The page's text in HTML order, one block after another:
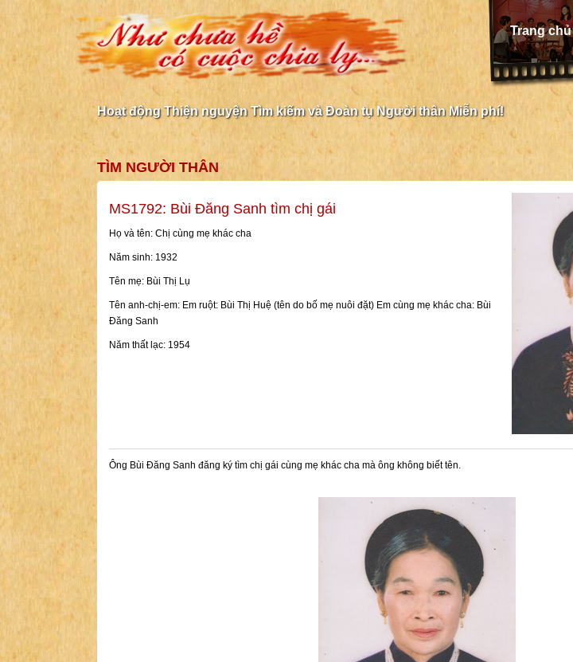
Trang chủ
Hoạt động Thiện nguyện Tìm kiếm và Đoàn tụ Người thân Miễn phí!
TÌM NGƯỜI THÂN
MS1792: Bùi Đăng Sanh tìm chị gái
Họ và tên: Chị cùng mẹ khác cha
Năm sinh: 1932
Tên mẹ: Bùi Thị Lụ
Tên anh-chị-em: Em ruột: Bùi Thị Huệ (tên do bố mẹ nuôi đặt) Em cùng mẹ khác cha: Bùi
Đăng Sanh
Năm thất lạc: 1954
Ông Bùi Đăng Sanh đăng ký tìm chị gái cùng mẹ khác cha mà ông không biết tên.